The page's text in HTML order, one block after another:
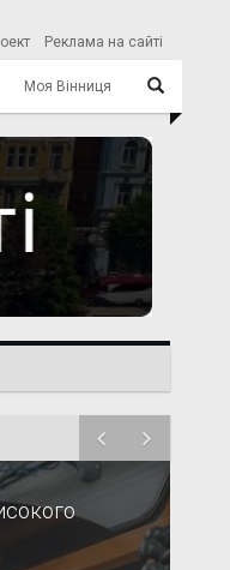
Реклама на сайті
Моя Вінниця